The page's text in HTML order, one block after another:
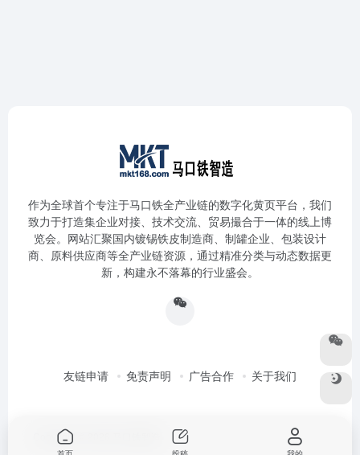
作为全球首个专注于马口铁全产业链的数字化黄页平台，我们
致力于打造集企业对接、技术交流、贸易撮合于一体的线上博
览会。网站汇聚国内镀锡铁皮制造商、制罐企业、包装设计
商、原料供应商等全产业链资源，通过精准分类与动态数据更
新，构建永不落幕的行业盛会。
友链申请 免责声明 广告合作 关于我们
Copyright © 2026